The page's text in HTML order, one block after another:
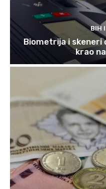
BIH
Biometrija i
krao